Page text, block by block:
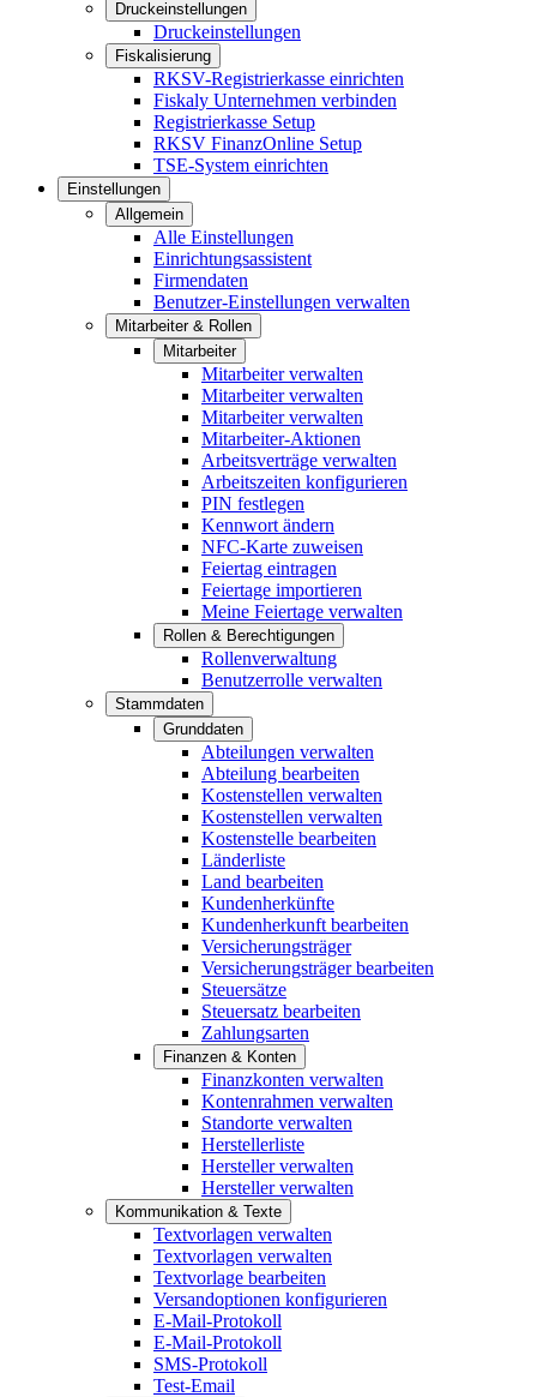
Druckeinstellungen
Druckeinstellungen
Fiskalisierung
RKSV-Registrierkasse einrichten
Fiskaly Unternehmen verbinden
Registrierkasse Setup
RKSV FinanzOnline Setup
TSE-System einrichten
Einstellungen
Allgemein
Alle Einstellungen
Einrichtungsassistent
Firmendaten
Benutzer-Einstellungen verwalten
Mitarbeiter & Rollen
Mitarbeiter
Mitarbeiter verwalten
Mitarbeiter verwalten
Mitarbeiter verwalten
Mitarbeiter-Aktionen
Arbeitsverträge verwalten
Arbeitszeiten konfigurieren
PIN festlegen
Kennwort ändern
NFC-Karte zuweisen
Feiertag eintragen
Feiertage importieren
Meine Feiertage verwalten
Rollen & Berechtigungen
Rollenverwaltung
Benutzerrolle verwalten
Stammdaten
Grunddaten
Abteilungen verwalten
Abteilung bearbeiten
Kostenstellen verwalten
Kostenstellen verwalten
Kostenstelle bearbeiten
Länderliste
Land bearbeiten
Kundenherkünfte
Kundenherkunft bearbeiten
Versicherungsträger
Versicherungsträger bearbeiten
Steuersätze
Steuersatz bearbeiten
Zahlungsarten
Finanzen & Konten
Finanzkonten verwalten
Kontenrahmen verwalten
Standorte verwalten
Herstellerliste
Hersteller verwalten
Hersteller verwalten
Kommunikation & Texte
Textvorlagen verwalten
Textvorlagen verwalten
Textvorlage bearbeiten
Versandoptionen konfigurieren
E-Mail-Protokoll
E-Mail-Protokoll
SMS-Protokoll
Test-Email